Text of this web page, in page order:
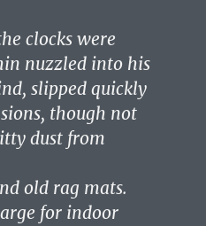
clocks were
nuzzled into his
slipped quickly
though not
dust from
old rag mats.
for indoor